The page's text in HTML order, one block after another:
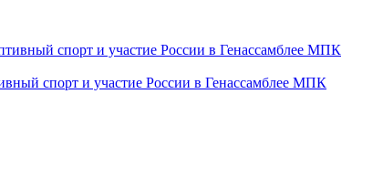
спорт и участие России в Генассамблее МПК